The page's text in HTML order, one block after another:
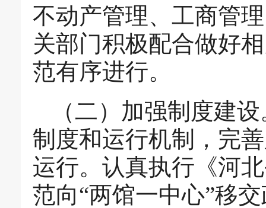
不动产管理、工商管
关部门积极配合做好
范有序进行。
（二）加强制度建
制度和运行机制，完
运行。认真执行《河
范向“两馆一中心”移